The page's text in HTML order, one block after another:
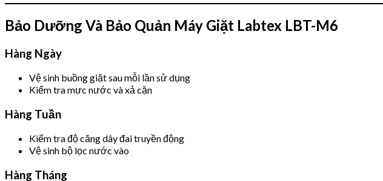
Bảo Dưỡng Và Bảo Quản Máy Giặt Labtex LBT-M6
Hàng Ngày
Vệ sinh buồng giặt sau mỗi lần sử dụng
Kiểm tra mực nước và xả cặn
Hàng Tuần
Kiểm tra độ căng dây đai truyền động
Vệ sinh bộ lọc nước vào
Hàng Tháng